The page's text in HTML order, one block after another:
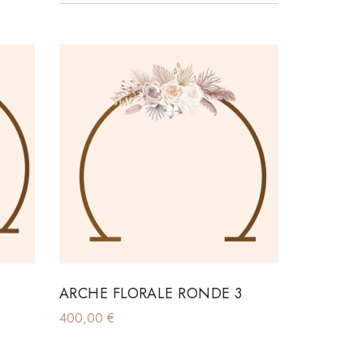
ARCHE FLORALE RONDE 3
400,00 €